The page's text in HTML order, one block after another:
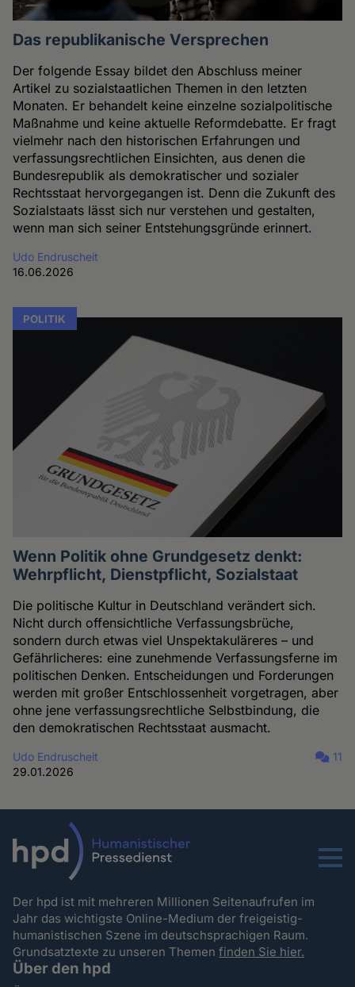
Das republikanische Versprechen
Der folgende Essay bildet den Abschluss meiner
Artikel zu sozialstaatlichen Themen in den letzten
Monaten. Er behandelt keine einzelne sozialpolitische
Maßnahme und keine aktuelle Reformdebatte. Er fragt
vielmehr nach den historischen Erfahrungen und
verfassungsrechtlichen Einsichten, aus denen die
Bundesrepublik als demokratischer und sozialer
Rechtsstaat hervorgegangen ist. Denn die Zukunft des
Sozialstaats lässt sich nur verstehen und gestalten,
wenn man sich seiner Entstehungsgründe erinnert.
Udo Endruscheit
16.06.2026
POLITIK
Wenn Politik ohne Grundgesetz denkt:
Wehrpflicht, Dienstpflicht, Sozialstaat
Die politische Kultur in Deutschland verändert sich.
Nicht durch offensichtliche Verfassungsbrüche,
sondern durch etwas viel Unspektakuläreres – und
Gefährlicheres: eine zunehmende Verfassungsferne im
politischen Denken. Entscheidungen und Forderungen
werden mit großer Entschlossenheit vorgetragen, aber
ohne jene verfassungsrechtliche Selbstbindung, die
den demokratischen Rechtsstaat ausmacht.
Udo Endruscheit
29.01.2026
11
Menu
Der hpd ist mit mehreren Millionen Seitenaufrufen im
Jahr das wichtigste Online-Medium der freigeistig-
humanistischen Szene im deutschsprachigen Raum.
Grundsatztexte zu unseren Themenfinden Sie hier.
Über den hpd